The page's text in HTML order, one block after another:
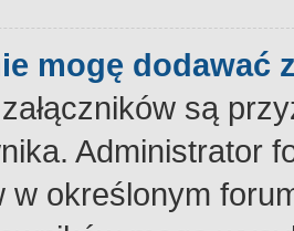
mogę dodawać
są
Administrator
w określonym